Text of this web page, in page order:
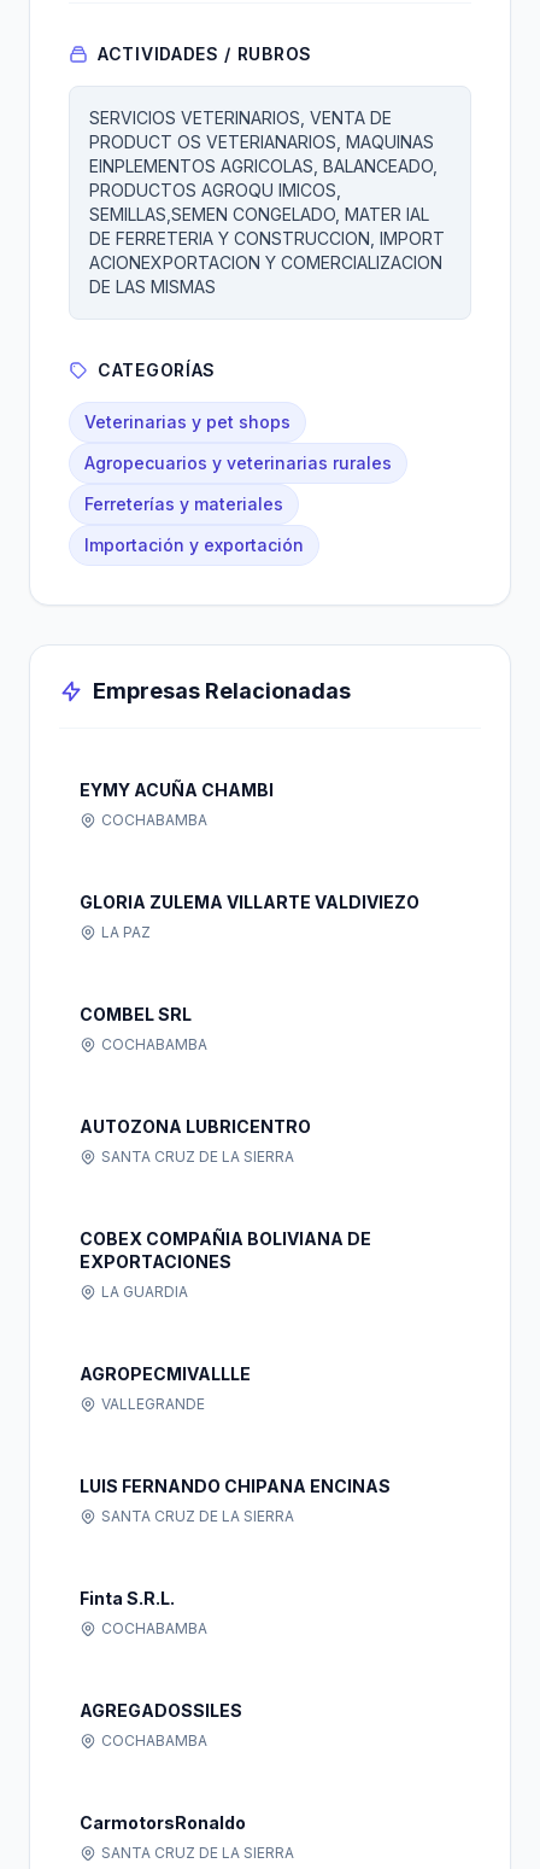
ACTIVIDADES / RUBROS
SERVICIOS VETERINARIOS, VENTA DE
PRODUCT OS VETERIANARIOS, MAQUINAS
EINPLEMENTOS AGRICOLAS, BALANCEADO,
PRODUCTOS AGROQU IMICOS,
SEMILLAS,SEMEN CONGELADO, MATER IAL
DE FERRETERIA Y CONSTRUCCION, IMPORT
ACIONEXPORTACION Y COMERCIALIZACION
DE LAS MISMAS
CATEGORÍAS
Veterinarias y pet shops
Agropecuarios y veterinarias rurales
Ferreterías y materiales
Importación y exportación
Empresas Relacionadas
EYMY ACUÑA CHAMBI
COCHABAMBA
GLORIA ZULEMA VILLARTE VALDIVIEZO
LA PAZ
COMBEL SRL
COCHABAMBA
AUTOZONA LUBRICENTRO
SANTA CRUZ DE LA SIERRA
COBEX COMPAÑIA BOLIVIANA DE
EXPORTACIONES
LA GUARDIA
AGROPECMIVALLLE
VALLEGRANDE
LUIS FERNANDO CHIPANA ENCINAS
SANTA CRUZ DE LA SIERRA
Finta S.R.L.
COCHABAMBA
AGREGADOSSILES
COCHABAMBA
CarmotorsRonaldo
SANTA CRUZ DE LA SIERRA